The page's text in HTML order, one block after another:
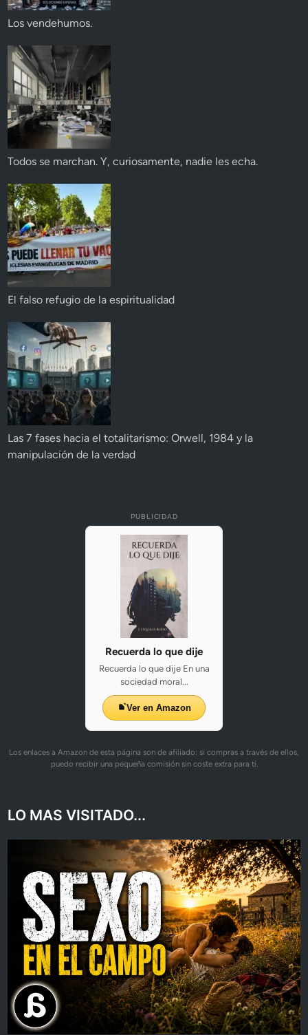
Los vendehumos.
Todos se marchan. Y, curiosamente, nadie les echa.
El falso refugio de la espiritualidad
Las 7 fases hacia el totalitarismo: Orwell, 1984 y la
manipulación de la verdad
PUBLICIDAD
Recuerda lo que dije
Recuerda lo que dije En una
sociedad moral...
Ver en Amazon
Los enlaces a Amazon de esta página son de afiliado: si compras a través de ellos,
puedo recibir una pequeña comisión sin coste extra para ti.
LO MAS VISITADO...